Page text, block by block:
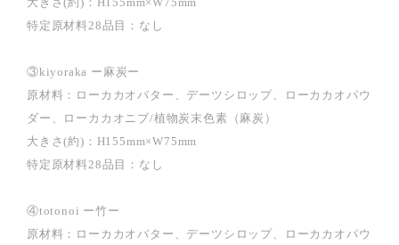
特定原材料28品目：なし
③kiyoraka ー麻炭ー
原材料：ローカカオバター、デーツシロップ、ローカカオパウ
ダー、ローカカオニブ/植物炭末色素（麻炭）
大きさ(約)：H155mm×W75mm
特定原材料28品目：なし
④totonoi ー竹ー
原材料：ローカカオバター、デーツシロップ、ローカカオパウ